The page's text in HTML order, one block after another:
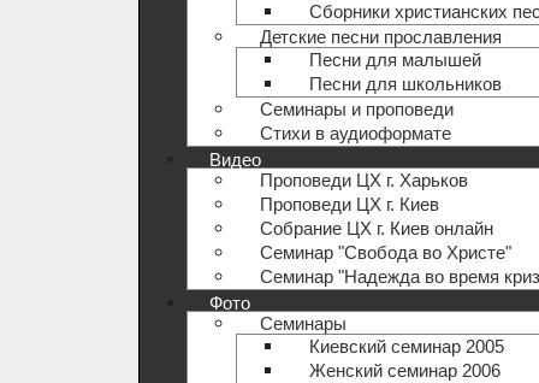
Сборники христианских
Детские песни прославления
Песни для малышей
Песни для школьников
Семинары и проповеди
Стихи в аудиоформате
Видео
Проповеди ЦХ г. Харьков
Проповеди ЦХ г. Киев
Собрание ЦХ г. Киев онлайн
Семинар "Свобода во Христе"
Семинар "Надежда во время
Фото
Семинары
Киевский семинар 2005
Женский семинар 2006